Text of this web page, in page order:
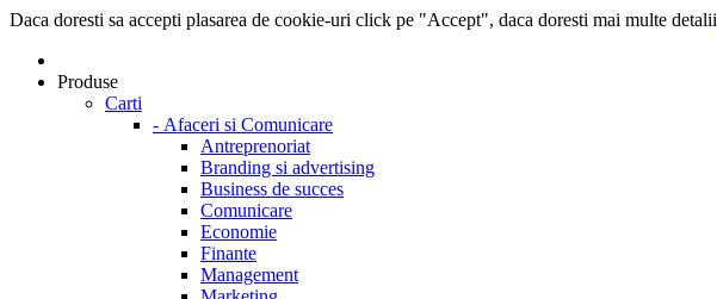
Daca doresti sa accepti plasarea de cookie-uri click pe "Accept", daca doresti mai multe detalii
Produse
Carti
- Afaceri si Comunicare
Antreprenoriat
Branding si advertising
Business de succes
Comunicare
Economie
Finante
Management